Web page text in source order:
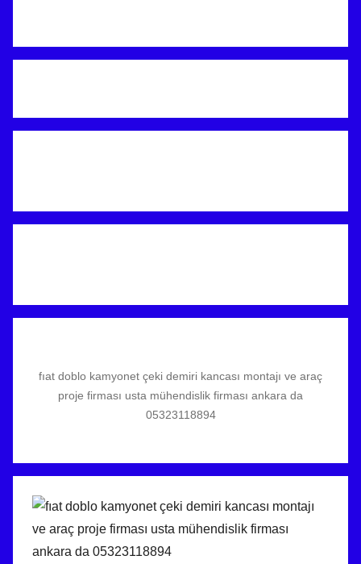
fıat doblo kamyonet çeki demiri kancası montajı ve araç
proje firması usta mühendislik firması ankara da
05323118894